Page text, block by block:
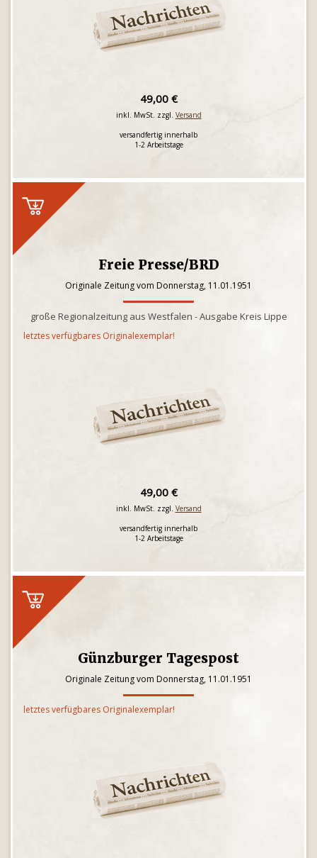
49,00 €
inkl. MwSt. zzgl. Versand
versandfertig innerhalb
1-2 Arbeitstage
Freie Presse/BRD
Originale Zeitung vom Donnerstag, 11.01.1951
große Regionalzeitung aus Westfalen - Ausgabe Kreis Lippe
letztes verfügbares Originalexemplar!
49,00 €
inkl. MwSt. zzgl. Versand
versandfertig innerhalb
1-2 Arbeitstage
Günzburger Tagespost
Originale Zeitung vom Donnerstag, 11.01.1951
letztes verfügbares Originalexemplar!